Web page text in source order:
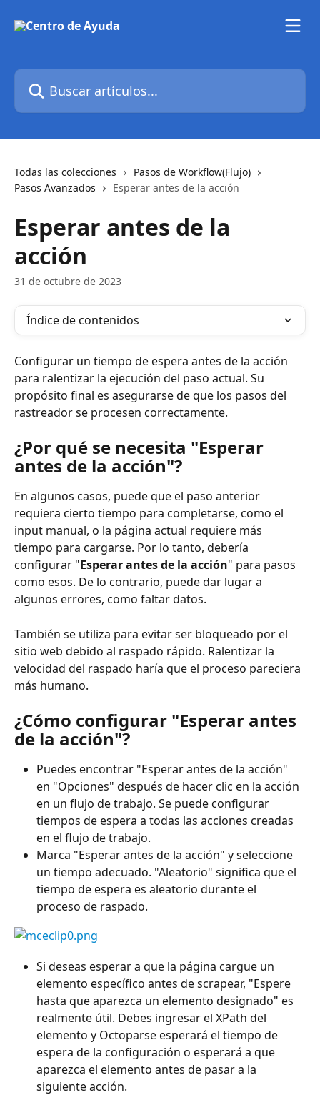
Buscar artículos...
Todas las colecciones
Pasos de Workflow(Flujo)
Pasos Avanzados
Esperar antes de la acción
Esperar antes de la
acción
31 de octubre de 2023
Índice de contenidos
Configurar un tiempo de espera antes de la acción
para ralentizar la ejecución del paso actual. Su
propósito final es asegurarse de que los pasos del
rastreador se procesen correctamente.
¿Por qué se necesita "Esperar
antes de la acción"?
En algunos casos, puede que el paso anterior
requiera cierto tiempo para completarse, como el
input manual, o la página actual requiere más
tiempo para cargarse. Por lo tanto, debería
configurar "Esperar antes de la acción" para pasos
como esos. De lo contrario, puede dar lugar a
algunos errores, como faltar datos.
También se utiliza para evitar ser bloqueado por el
sitio web debido al raspado rápido. Ralentizar la
velocidad del raspado haría que el proceso pareciera
más humano.
¿Cómo configurar "Esperar antes
de la acción"?
Puedes encontrar "Esperar antes de la acción"
en "Opciones" después de hacer clic en la acción
en un flujo de trabajo. Se puede configurar
tiempos de espera a todas las acciones creadas
en el flujo de trabajo.
Marca "Esperar antes de la acción" y seleccione
un tiempo adecuado. "Aleatorio" significa que el
tiempo de espera es aleatorio durante el
proceso de raspado.
Si deseas esperar a que la página cargue un
elemento específico antes de scrapear, "Espere
hasta que aparezca un elemento designado" es
realmente útil. Debes ingresar el XPath del
elemento y Octoparse esperará el tiempo de
espera de la configuración o esperará a que
aparezca el elemento antes de pasar a la
siguiente acción.